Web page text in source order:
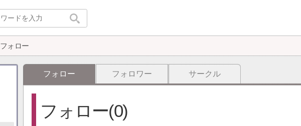
フォロー
フォロー フォロワー サークル
フォロー(0)